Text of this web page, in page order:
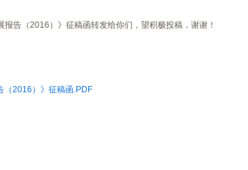
告（2016）》征稿函转发给你们，望积极投稿，谢谢！
（2016）》征稿函.PDF